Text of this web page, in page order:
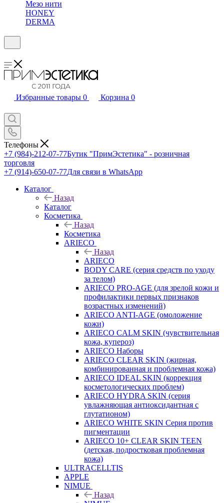
Мезо нити
HONEY
DERMA
Избранные товары 0 Корзина 0
Телефоны
+7 (984)-212-07-77Бутик "ПримЭстетика" - розничная
торговля
+7 (914)-650-07-77Для связи в WhatsApp
Каталог
Назад
Каталог
Косметика
Назад
Косметика
ARIECO
Назад
ARIECO
BODY CARE (серия средств по уходу
за телом)
ARIECO PRO-AGE (для зрелой кожи и
профилактики первых признаков
возрастных изменений)
ARIECO ANTI-AGE (омоложение
кожи)
ARIECO CALM SKIN (чувствительная
кожа, купероз)
ARIECO Наборы
ARIECO CLEAR SKIN (жирная,
комбинированная и проблемная кожа)
ARIECO IDEAL SKIN (коррекция
косметологических проблем)
ARIECO HYDRA SKIN (серия
увлажняющая антиоксидантная с
глутатионом)
ARIECO WHITE SKIN Серия против
пигментации
ARIECO 10+ CLEAR SKIN TEEN
(детская, подростковая проблемная
кожа)
ULTRACELLTIS
APPLE
NIMUE
Назад